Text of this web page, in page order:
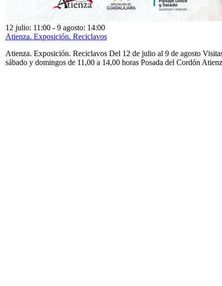
12 julio: 11:00 - 9 agosto: 14:00
Atienza. Exposición. Reciclavos
Atienza. Exposición. Reciclavos Del 12 de julio al 9 de agosto
sábado y domingos de 11,00 a 14,00 horas Posada del Cordón